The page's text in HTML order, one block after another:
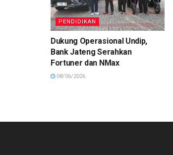
PENDIDIKAN
Dukung Operasional Undip,
Bank Jateng Serahkan
Fortuner dan NMax
08/06/2026